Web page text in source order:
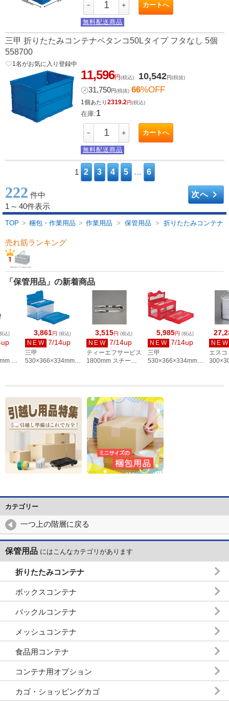
－ ＋ カートへ
無料配送商品
三甲 折りたたみコンテナペタンコ50Lタイプ フタなし 5個
558700
favorite_border1 名がお気に入り登録中
11,596円(税込) 10,542円(税抜)
㋱31,750円(税抜) 66%OFF
1個あたり2319.2円(税込)
在庫:1
－ ＋ カートへ
無料配送商品
1 2 3 4 5 … 6
222 件中
1 ～ 40件表示
次へkeyboard_arrow_right
TOP > 梱包・作業用品 > 作業用品 > 保管用品 > 折りたたみコンテナ
売れ筋ランキング
「保管用品」の新着商品
3,861円 (税込)
NEW 7/14up
三甲
530×366×334mm／
3,515円 (税込)
NEW 7/14up
ティーエフサービス
1800mm スチール
5,985円 (税込)
NEW 7/14up
三甲
530×366×334mm／
NEW
エスコ
込)
パ
カテゴリー
一つ上の階層に戻る
保管用品 にはこんなカテゴリがあります
折りたたみコンテナ
ボックスコンテナ
バックルコンテナ
メッシュコンテナ
食品用コンテナ
コンテナ用オプション
カゴ・ショッピングカゴ